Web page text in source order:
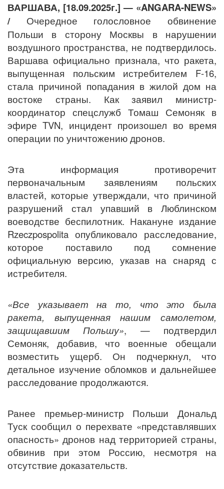
ВАРШАВА, [18.09.2025г.] — «ANGARA-NEWS»
/Очередное голословное обвинение
Польши в сторону Москвы в нарушении
воздушного пространства, не подтвердилось.
Варшава официально признала, что ракета,
выпущенная польским истребителем F-16,
стала причиной попадания в жилой дом на
востоке страны. Как заявил министр-
координатор спецслужб Томаш Семоняк в
эфире TVN, инцидент произошел во время
операции по уничтожению дронов.
Эта информация противоречит
первоначальным заявлениям польских
властей, которые утверждали, что причиной
разрушений стал упавший в Люблинском
воеводстве беспилотник. Накануне издание
Rzeczpospolita опубликовало расследование,
которое поставило под сомнение
официальную версию, указав на снаряд с
истребителя.
«Все указывает на то, что это была
ракета, выпущенная нашим самолетом,
защищавшим Польшу», — подтвердил
Семоняк, добавив, что военные обещали
возместить ущерб. Он подчеркнул, что
детальное изучение обломков и дальнейшее
расследование продолжаются.
Ранее премьер-министр Польши Дональд
Туск сообщил о перехвате «представлявших
опасность» дронов над территорией страны,
обвинив при этом Россию, несмотря на
отсутствие доказательств.